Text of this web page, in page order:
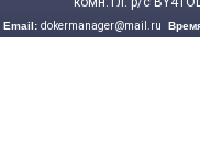
Email: dokermanager@mail.ru